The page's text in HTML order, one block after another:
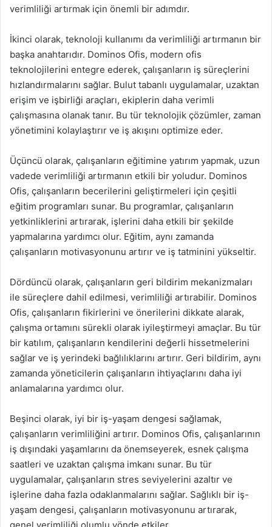
verimliliği artırmak için önemli bir adımdır.
İkinci olarak, teknoloji kullanımı da verimliliği artırmanın bir
başka anahtarıdır. Dominos Ofis, modern ofis
teknolojilerini entegre ederek, çalışanların iş süreçlerini
hızlandırmalarını sağlar. Bulut tabanlı uygulamalar, uzaktan
erişim ve işbirliği araçları, ekiplerin daha verimli
çalışmasına olanak tanır. Bu tür teknolojik çözümler, zaman
yönetimini kolaylaştırır ve iş akışını optimize eder.
Üçüncü olarak, çalışanların eğitimine yatırım yapmak, uzun
vadede verimliliği artırmanın etkili bir yoludur. Dominos
Ofis, çalışanların becerilerini geliştirmeleri için çeşitli
eğitim programları sunar. Bu programlar, çalışanların
yetkinliklerini artırarak, işlerini daha etkili bir şekilde
yapmalarına yardımcı olur. Eğitim, aynı zamanda
çalışanların motivasyonunu artırır ve iş tatminini yükseltir.
Dördüncü olarak, çalışanların geri bildirim mekanizmaları
ile süreçlere dahil edilmesi, verimliliği artırabilir. Dominos
Ofis, çalışanların fikirlerini ve önerilerini dikkate alarak,
çalışma ortamını sürekli olarak iyileştirmeyi amaçlar. Bu tür
bir katılım, çalışanların kendilerini değerli hissetmelerini
sağlar ve iş yerindeki bağlılıklarını artırır. Geri bildirim, aynı
zamanda yöneticilerin çalışanların ihtiyaçlarını daha iyi
anlamalarına yardımcı olur.
Beşinci olarak, iyi bir iş-yaşam dengesi sağlamak,
çalışanların verimliliğini artırır. Dominos Ofis, çalışanlarının
iş dışındaki yaşamlarını da önemseyerek, esnek çalışma
saatleri ve uzaktan çalışma imkanı sunar. Bu tür
uygulamalar, çalışanların stres seviyelerini azaltır ve
işlerine daha fazla odaklanmalarını sağlar. Sağlıklı bir iş-
yaşam dengesi, çalışanların motivasyonunu artırarak,
genel verimliliği olumlu yönde etkiler.